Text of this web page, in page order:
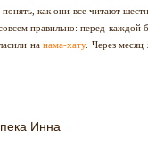
как они все читают
правильно: перед
нанама-хату. Через месяц
Инна